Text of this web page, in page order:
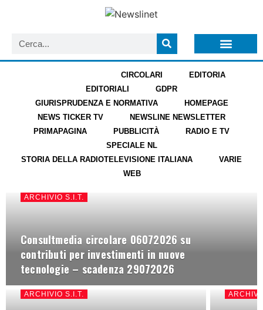
CIRCOLARI
EDITORIA
EDITORIALI
GDPR
GIURISPRUDENZA E NORMATIVA
HOMEPAGE
NEWS TICKER TV
NEWSLINE NEWSLETTER
PRIMAPAGINA
PUBBLICITÀ
RADIO E TV
SPECIALE NL
STORIA DELLA RADIOTELEVISIONE ITALIANA
VARIE
WEB
ARCHIVIO S.I.T.
Consultmedia circolare 06072026 su
contributi per investimenti in nuove
tecnologie – scadenza 29072026
ARCHIVIO S.I.T.